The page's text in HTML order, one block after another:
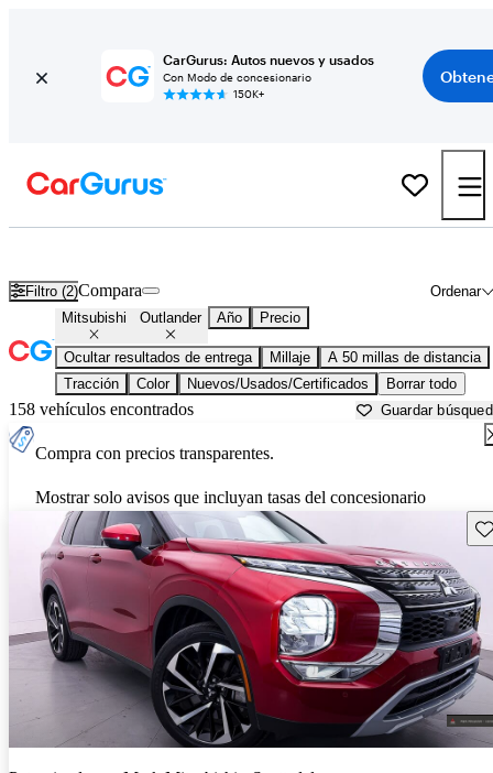
CarGurus: Autos nuevos y usados
Con Modo de concesionario
150K+
Filtro (2) Ordenar
Compara
Mitsubishi Outlander Año Precio
Ocultar resultados de entrega Millaje
A 50 millas de distancia
Tracción
Color Nuevos/Usados/Certificados Borrar todo
158 vehículos encontrados Guardar
Compra con precios transparentes.
Mostrar solo avisos que incluyan tasas del concesionario